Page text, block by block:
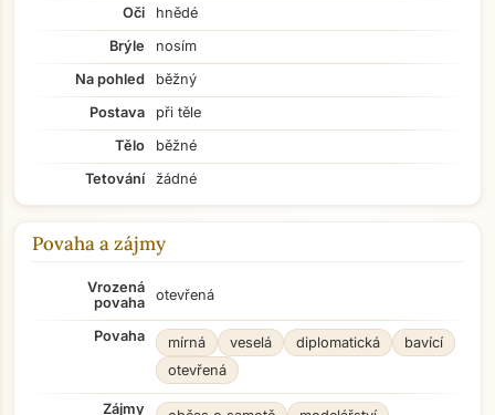
Oči
hnědé
Brýle
nosím
Na pohled
běžný
Postava
při těle
Tělo
běžné
Tetování
žádné
Povaha a zájmy
Vrozená
povaha
otevřená
Povaha mírná veselá diplomatická
bavící
otevřená
Zájmy